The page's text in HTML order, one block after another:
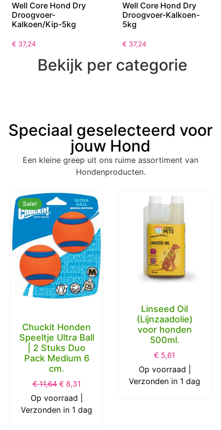
Well Core Hond Dry
Droogvoer-
Kalkoen/Kip-5kg
€ 37,24
Well Core Hond Dry
Droogvoer-Kalkoen-
5kg
€ 37,24
Bekijk per categorie
Speciaal geselecteerd voor
jouw Hond
Een kleine greep uit ons ruime assortiment van
Hondenproducten.
Sale!
Chuckit Honden
Speeltje Ultra Ball
| 2 Stuks Duo
Pack Medium 6
cm.
€11,64 € 8,31
Op voorraad |
Verzonden in 1 dag
Linseed Oil
(Lijnzaadolie)
voor honden
500ml.
€ 5,61
Op voorraad |
Verzonden in 1 dag